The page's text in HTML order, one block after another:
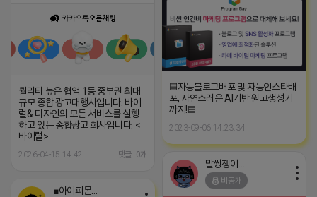
▤자동블로그배포 및 자동인스타배
포, 자연스러운 AI기반 원고생성기
까지!▤
2023-09-06 14:23:34
퀄리티 높은 협업 1등 중부권 최대
규모 종합 광고대행사입니다. 바이
럴& 디자인의 모든 서비스를 실행
하고 있는 종합광고 회사입니다. <
바이럴>
2026-04-15 14:42 댓글: 0개
비공개
■아이피몬스터■